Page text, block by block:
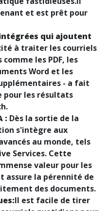
et est prêt pour
qui ajoutent
à traiter les courriels
les PDF, les
Word et les
- a fait
pour les résultats
: Dès la sortie de la
s'intègre aux
au monde, tels
Services. Cette
valeur pour les
assure la pérennité de
des documents.
Il est facile de tirer